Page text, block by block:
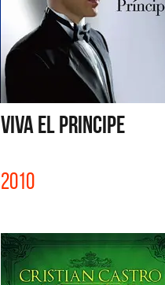
VIVA EL PRINCIPE
2010